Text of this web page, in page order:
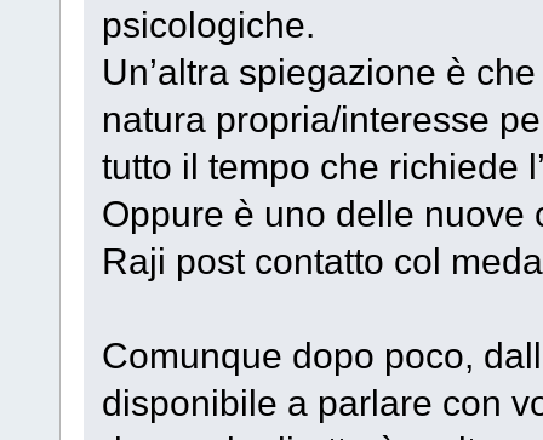
psicologiche.
Un’altra spiegazione è
natura propria/interesse
tutto il tempo che richiede
Oppure è uno delle nuove
Raji post contatto col
Comunque dopo poco,
disponibile a parlare con